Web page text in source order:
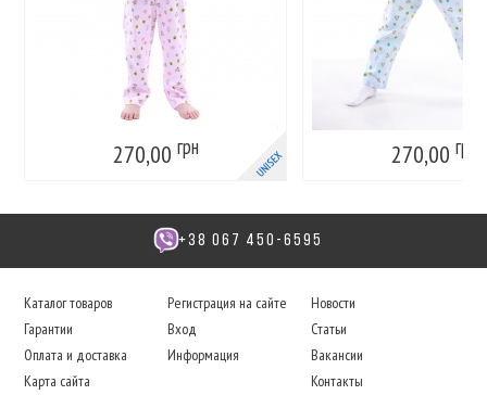
270,00 грн 270,00 грн
+38 067 450-6595
Каталог товаров
Гарантии
Оплата и доставка
Карта сайта
Регистрация на сайте
Вход
Информация
Новости
Статьи
Вакансии
Контакты